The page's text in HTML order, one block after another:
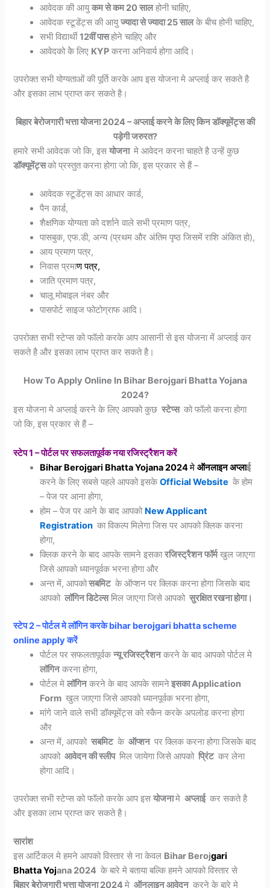
आवेदक की आयुकम से कम 20 सालहोनी चाहिए,
आवेदक स्टूडेंट्स की आयुज्यादा से ज्यादा 25 सालके बीच होनी चाहिए,
सभी विद्यार्थी12वीं पासहोने चाहिए और
आवेदको केे लिए KYP करना अनिवार्य होगा आदि।
उपरोक्त सभी योग्यताओं की पूर्ति करके आप इस योजना मे अप्लाई कर सकते है
और इसका लाभ प्राप्त कर सकते है।
बिहार बेरोजगारी भत्ता योजना 2024 – अप्लाई करने के लिए किन डॉक्यूमेंट्स की
पड़ेगी जरुरत?
हमारे सभी आवेदक जो कि, इसयोजना मे आवेदन करना चाहते है उन्हें कुछ
डॉक्यूमेंट्सको प्रस्तुत करना होगा जो कि, इस प्रकार से हैं –
आवेदक स्टूडेंट्स का आधार कार्ड,
पैन कार्ड,
शैक्षणिक योग्यता को दर्शाने वाले सभी प्रमाण पत्र,
पासबुक, एफ.डी, अन्य (प्रथम और अंतिम पृष्ठ जिसमें राशि अंकित हो),
आय प्रमाण पत्र,
निवास प्रमाणपत्र,
जाति प्रमाण पत्र,
चालू मोबाइल नंबर और
पासपोर्ट साइज फोटोग्राफ आदि।
उपरोक्त सभी स्टेप्स को फॉलो करके आप आसानी से इस योजना में अप्लाई कर
सकते है और इसका लाभ प्राप्त कर सकते है।
How To Apply Online In Bihar Berojgari Bhatta Yojana
2024?
इस योजना मे अप्लाई करने के लिए आपको कुछ स्टेप्स को फॉलो करना होगा
जो कि, इस प्रकार से हैं –
स्टेप 1 – पोर्टल पर सफलतापूर्वक नया रजिस्ट्रैशन करें
Bihar Berojgari Bhatta Yojana 2024मेऑनलाइनअप्लाई
करने के लिए सबसे पहले आपको इसकेOfficial Website के होम
– पेज पर आना होगा,
होम – पेज पर आने के बाद आपको New Applicant
Registration का विकल्प मिलेगा जिस पर आपको क्लिक करना
होगा,
क्लिक करने के बाद आपके सामने इसकारजिस्ट्रैशन फॉर्मखुल जाएगा
जिसे आपको ध्यानपूर्वक भरना होगा और
अन्त में, आपकोसबमिट के ऑप्शन पर क्लिक करना होगा जिसके बाद
आपको लॉगिन डिटेल्समिल जाएगा जिसे आपको सुरक्षित रखना होगा।
स्टेप 2 – पोर्टल मे लॉगिन करके bihar berojgari bhatta scheme
online apply करें
पोर्टल पर सफलतापूर्वकन्यू रजिस्ट्रैशनकरने के बाद आपको पोर्टल मे
लॉगिनकरना होगा,
पोर्टल मेलॉगिनकरने के बाद आपके सामनेइसका Application
Form खुल जाएगा जिसे आपको ध्यानपूर्वक भरना होगा,
मांगे जाने वाले सभी डॉक्यूमेंट्स को स्कैन करके अपलोड करना होगा
और
अन्त में, आपको सबमिट के ऑप्शन पर क्लिक करना होगा जिसके बाद
आपको आवेदन की स्लीप मिल जायेगा जिसे आपको प्रिंट कर लेना
होगा आदि।
उपरोक्त सभी स्टेप्स को फॉलो करके आप इसयोजनामे अप्लाई कर सकते है
और इसका लाभ प्राप्त कर सकते है।
सारांश
इस आर्टिकल मे हमने आपको विस्तार से ना केवल Bihar Berojgari
BhattaYojana 2024 के बारे मे बताया बल्कि हमने आपको विस्तार से
बिहार बेरोजगारी भत्ता योजना 2024मे ऑनलाइन आवेदन करने के बारे मे